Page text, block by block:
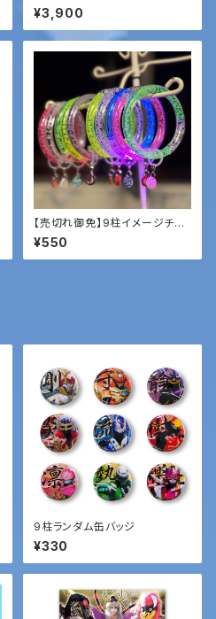
イザー「15周年記念Tシャツ」
¥3,900
【売切れ御免】9柱イメージチャ
ーム付き光るブレスレット
¥550
9柱ランダム缶バッジ
¥330